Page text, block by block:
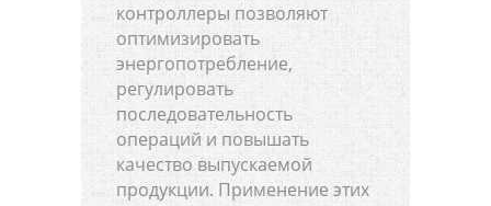
контроллеры позволяют
оптимизировать
энергопотребление,
регулировать
последовательность
операций и повышать
качество выпускаемой
продукции. Применение этих